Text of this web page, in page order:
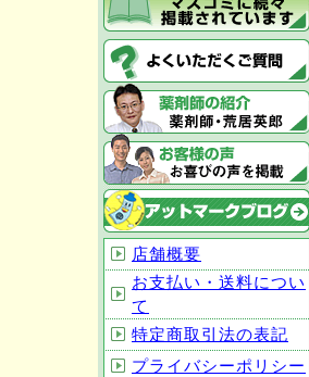
店舗概要
お支払い・送料につい
て
特定商取引法の表記
プライバシーポリシー